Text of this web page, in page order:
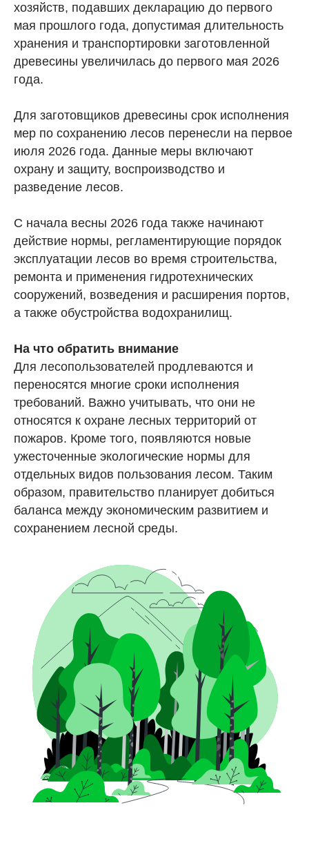
хозяйств, подавших декларацию до первого
мая прошлого года, допустимая длительность
хранения и транспортировки заготовленной
древесины увеличилась до первого мая 2026
года.
Для заготовщиков древесины срок исполнения
мер по сохранению лесов перенесли на первое
июля 2026 года. Данные меры включают
охрану и защиту, воспроизводство и
разведение лесов.
С начала весны 2026 года также начинают
действие нормы, регламентирующие порядок
эксплуатации лесов во время строительства,
ремонта и применения гидротехнических
сооружений, возведения и расширения портов,
а также обустройства водохранилищ.
На что обратить внимание
Для лесопользователей продлеваются и
переносятся многие сроки исполнения
требований. Важно учитывать, что они не
относятся к охране лесных территорий от
пожаров. Кроме того, появляются новые
ужесточенные экологические нормы для
отдельных видов пользования лесом. Таким
образом, правительство планирует добиться
баланса между экономическим развитием и
сохранением лесной среды.